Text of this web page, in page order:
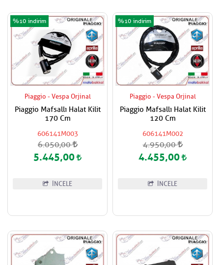
Piaggio - Vespa Orjinal
Piaggio Mafsallı Halat Kilit
170 Cm
606141M003
%10
6.050,00
5.445,00
İNCELE
Piaggio - Vespa Orjinal
Piaggio Mafsallı Halat Kilit
120 Cm
606141M002
%10
4.950,00
4.455,00
İNCELE